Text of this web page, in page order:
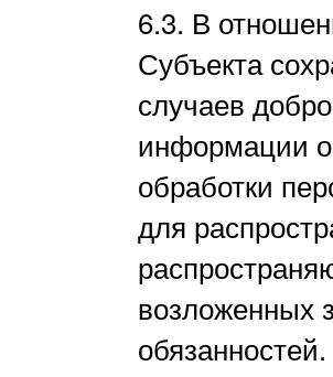
6.3. В
Субъекта
случаев
информации
обработки
для
возложенных
обязанностей.